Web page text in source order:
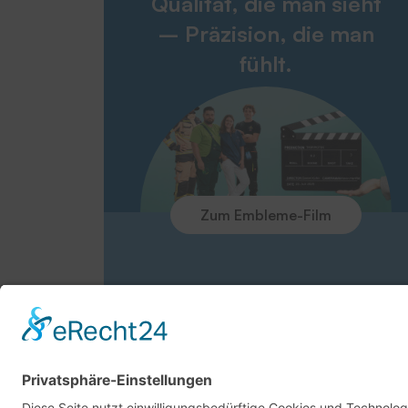
– Präzision, die man
fühlt.
Zum Embleme-Film